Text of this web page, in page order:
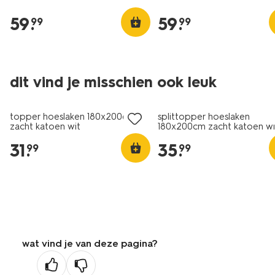
59.
99 59.
99
dit vind je misschien ook leuk
topper hoeslaken 180x200cm
zacht katoen wit
31.
99
splittopper hoeslaken
180x200cm zacht katoen
35.
99
wat vind je van deze pagina?